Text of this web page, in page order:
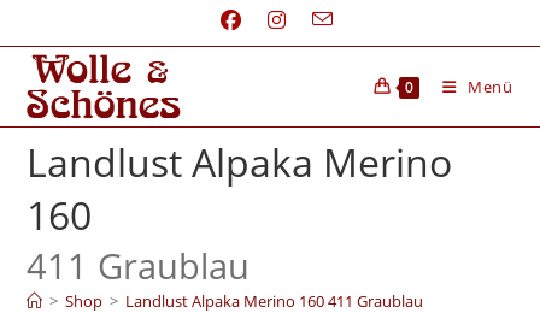
0 Menü
Landlust Alpaka Merino
160
411 Graublau
> Shop > Landlust Alpaka Merino 160 411 Graublau